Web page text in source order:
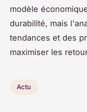
modèle
durabilité, mais
tendances et des
maximiser les
Actu